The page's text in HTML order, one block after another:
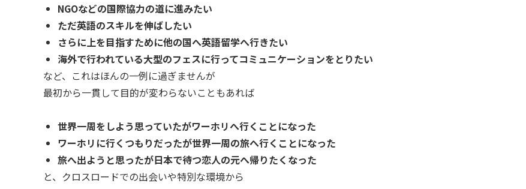
NGOなどの国際協力の道に進みたい
ただ英語のスキルを伸ばしたい
さらに上を目指すために他の国へ英語留学へ行きたい
海外で行われている大型のフェスに行ってコミュニケーションをとりたい
など、これはほんの一例に過ぎませんが
最初から一貫して目的が変わらないこともあれば
世界一周をしよう思っていたがワーホリへ行くことになった
ワーホリに行くつもりだったが世界一周の旅へ行くことになった
旅へ出ようと思ったが日本で待つ恋人の元へ帰りたくなった
と、クロスロードでの出会いや特別な環境から